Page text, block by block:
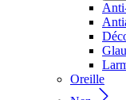
Oreille